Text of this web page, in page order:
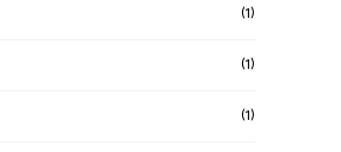
(1)
(1)
(1)